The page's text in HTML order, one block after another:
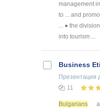
management in
to ... and
... ● the
into tourism ...
Business
Презентация
11
Bulgarians